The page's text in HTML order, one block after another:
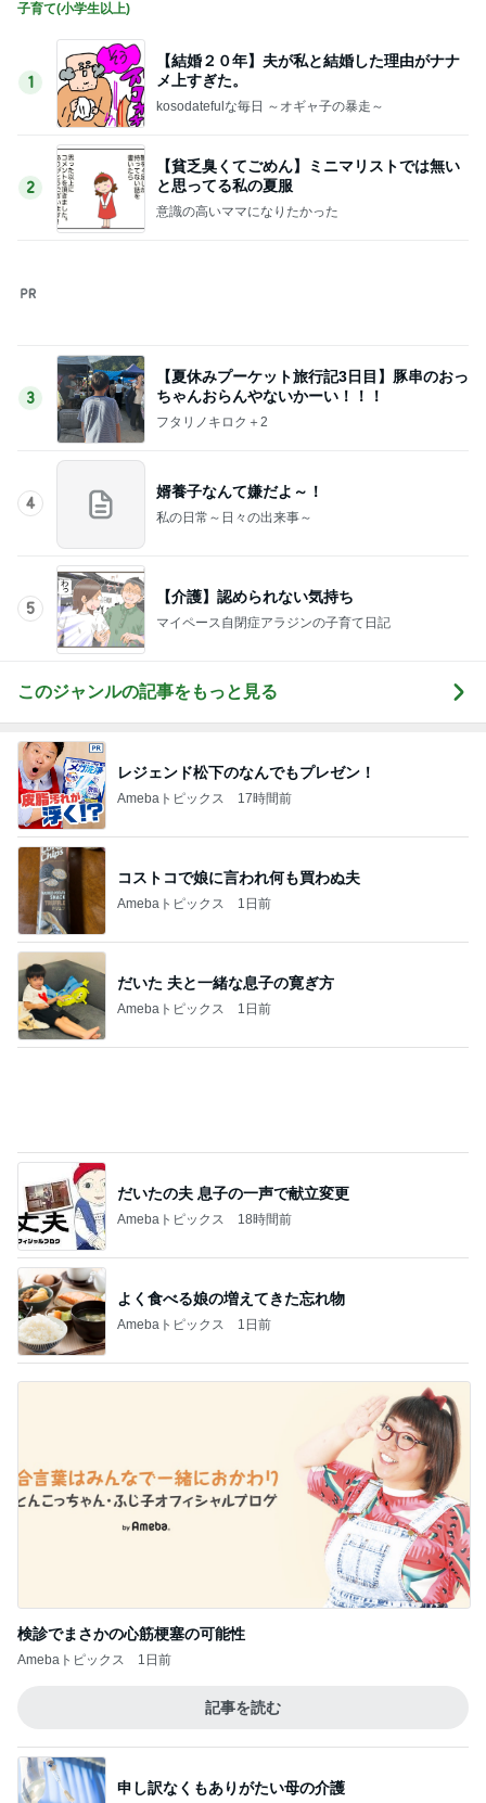
子育て(小学生以上)
1
【結婚２０年】夫が私と結婚した理由がナナ
メ上すぎた。
kosodatefulな毎日 ～オギャ子の暴走～
2
【貧乏臭くてごめん】ミニマリストでは無い
と思ってる私の夏服
意識の高いママになりたかった
3
【夏休みプーケット旅行記3日目】豚串のおっ
ちゃんおらんやないかーい！！！
フタリノキロク＋2
4
婿養子なんて嫌だよ～！
私の日常～日々の出来事～
5
【介護】認められない気持ち
マイペース自閉症アラジンの子育て日記
このジャンルの記事をもっと見る
レジェンド松下のなんでもプレゼン！
Amebaトピックス 17時間前
コストコで娘に言われ何も買わぬ夫
Amebaトピックス 1日前
だいた 夫と一緒な息子の寛ぎ方
Amebaトピックス 1日前
だいたの夫 息子の一声で献立変更
Amebaトピックス 18時間前
よく食べる娘の増えてきた忘れ物
Amebaトピックス 1日前
検診でまさかの心筋梗塞の可能性
Amebaトピックス 1日前
記事を読む
申し訳なくもありがたい母の介護